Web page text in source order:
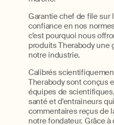
Garantie chef de file sur
confiance en nos
c'est pourquoi nous
produits Therabody une
notre industrie.
Calibrés
Therabody sont conçus
équipes de
santé et d'entraineurs
commentaires reçus de
notre fondateur. Grâce